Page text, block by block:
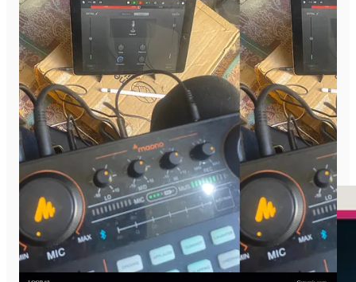
»REDES SOCIALES Y CONTACTO DE
SUAE:
•INSTAGRAM
• CORREO ELECTRÓNICO: swaebitz@gmail.com